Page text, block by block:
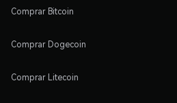
Comprar Bitcoin
Comprar Dogecoin
Comprar Litecoin